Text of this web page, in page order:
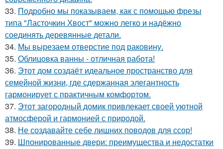
33. Подробно мы показываем, как с помощью фрезы
типа "Ласточкин Хвост" можно легко и надёжно
соединять деревянные детали.
34. Мы вырезаем отверстие под раковину.
35. Облицовка ванны - отличная работа!
36. Этот дом создаёт идеальное пространство для
семейной жизни, где сдержанная элегантность
гармонирует с практичным комфортом.
37. Этот загородный домик привлекает своей уютной
атмосферой и гармонией с природой.
38. Не создавайте себе лишних поводов для ссор!
39. Шпонированные двери: преимущества и недостатки